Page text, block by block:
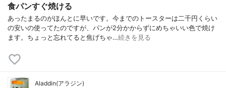
食パンすぐ焼ける
あったまるのがほんとに早いです。今までのトースターは二千円くらい
の安いの使ってたのですが、パンが2分かからずにめちゃいい色で焼け
ます。ちょっと忘れてると焦げちゃ…続きを見る
Aladdin(アラジン)